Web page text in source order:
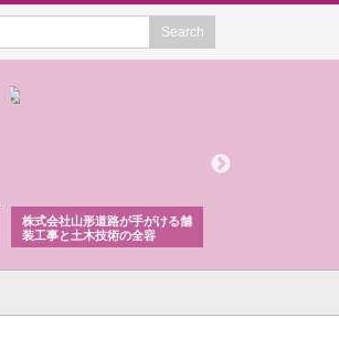
株式会社山形道路が手がける舗
装工事と土木技術の全容